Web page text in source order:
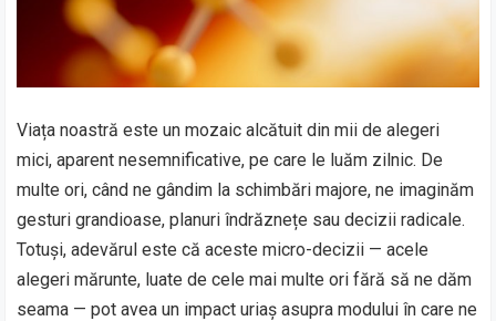
Viața noastră este un mozaic alcătuit din mii de alegeri
mici, aparent nesemnificative, pe care le luăm zilnic. De
multe ori, când ne gândim la schimbări majore, ne imaginăm
gesturi grandioase, planuri îndrăznețe sau decizii radicale.
Totuși, adevărul este că aceste micro-decizii — acele
alegeri mărunte, luate de cele mai multe ori fără să ne dăm
seama — pot avea un impact uriaș asupra modului în care ne